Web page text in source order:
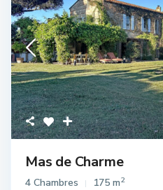
Mas de Charme
4 Chambres 175 m2